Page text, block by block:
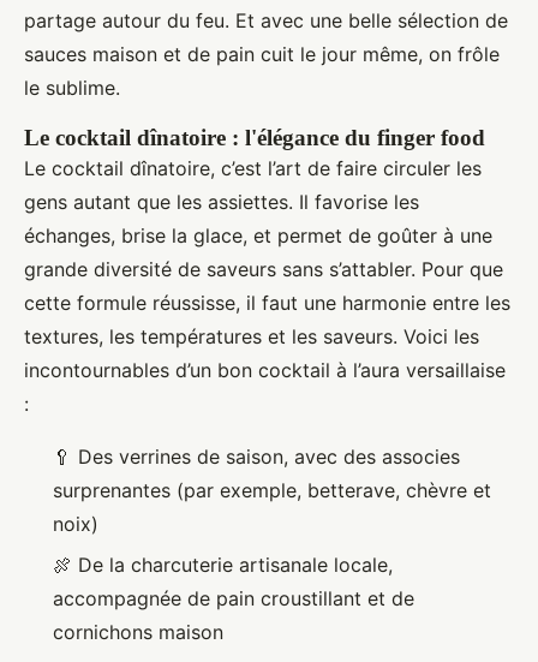
partage autour du feu. Et avec une belle sélection de
sauces maison et de pain cuit le jour même, on frôle
le sublime.
Le cocktail dînatoire : l'élégance du finger food
Le cocktail dînatoire, c’est l’art de faire circuler les
gens autant que les assiettes. Il favorise les
échanges, brise la glace, et permet de goûter à une
grande diversité de saveurs sans s’attabler. Pour que
cette formule réussisse, il faut une harmonie entre les
textures, les températures et les saveurs. Voici les
incontournables d’un bon cocktail à l’aura versaillaise
:
🥄 Des verrines de saison, avec des associes
surprenantes (par exemple, betterave, chèvre et
noix)
🍖 De la charcuterie artisanale locale,
accompagnée de pain croustillant et de
cornichons maison